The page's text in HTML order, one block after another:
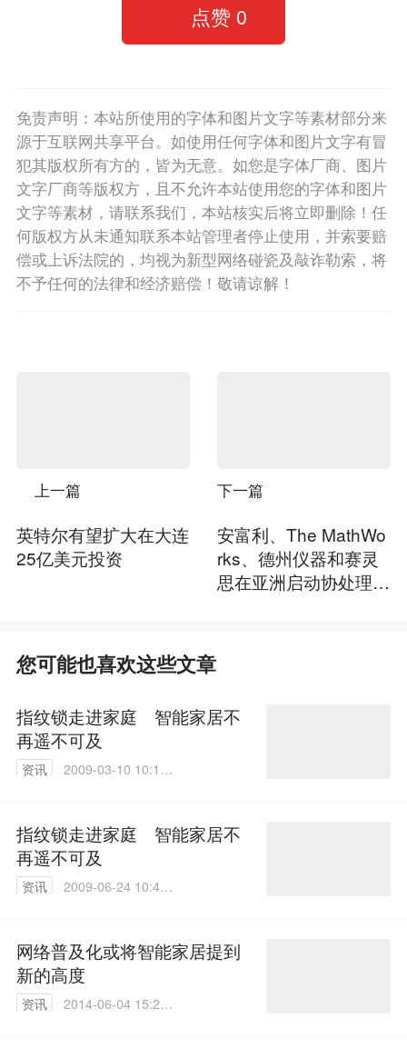
点赞 0
免责声明：本站所使用的字体和图片文字等素材部分来
源于互联网共享平台。如使用任何字体和图片文字有冒
犯其版权所有方的，皆为无意。如您是字体厂商、图片
文字厂商等版权方，且不允许本站使用您的字体和图片
文字等素材，请联系我们，本站核实后将立即删除！任
何版权方从未通知联系本站管理者停止使用，并索要赔
偿或上诉法院的，均视为新型网络碰瓷及敲诈勒索，将
不予任何的法律和经济赔偿！敬请谅解！
上一篇
英特尔有望扩大在大连
25亿美元投资
下一篇
安富利、The MathWo
rks、德州仪器和赛灵
思在亚洲启动协处理S
您可能也喜欢这些文章
指纹锁走进家庭 智能家居不
再遥不可及
资讯
2009-03-10 10:13:
指纹锁走进家庭 智能家居不
再遥不可及
资讯
2009-06-24 10:47:
网络普及化或将智能家居提到
新的高度
资讯
2014-06-04 15:23: